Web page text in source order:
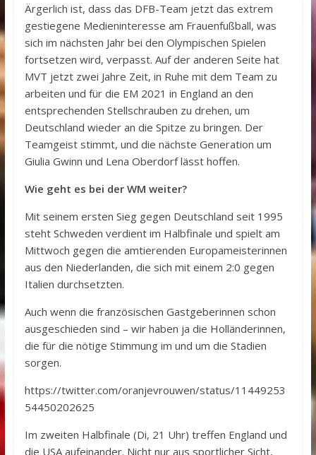
Ärgerlich ist, dass das DFB-Team jetzt das extrem
gestiegene Medieninteresse am Frauenfußball, was
sich im nächsten Jahr bei den Olympischen Spielen
fortsetzen wird, verpasst. Auf der anderen Seite hat
MVT jetzt zwei Jahre Zeit, in Ruhe mit dem Team zu
arbeiten und für die EM 2021 in England an den
entsprechenden Stellschrauben zu drehen, um
Deutschland wieder an die Spitze zu bringen. Der
Teamgeist stimmt, und die nächste Generation um
Giulia Gwinn und Lena Oberdorf lässt hoffen.
Wie geht es bei der WM weiter?
Mit seinem ersten Sieg gegen Deutschland seit 1995
steht Schweden verdient im Halbfinale und spielt am
Mittwoch gegen die amtierenden Europameisterinnen
aus den Niederlanden, die sich mit einem 2:0 gegen
Italien durchsetzten.
Auch wenn die französischen Gastgeberinnen schon
ausgeschieden sind – wir haben ja die Holländerinnen,
die für die nötige Stimmung im und um die Stadien
sorgen.
https://twitter.com/oranjevrouwen/status/11449253
54450202625
Im zweiten Halbfinale (Di, 21 Uhr) treffen England und
die USA aufeinander. Nicht nur aus sportlicher Sicht,